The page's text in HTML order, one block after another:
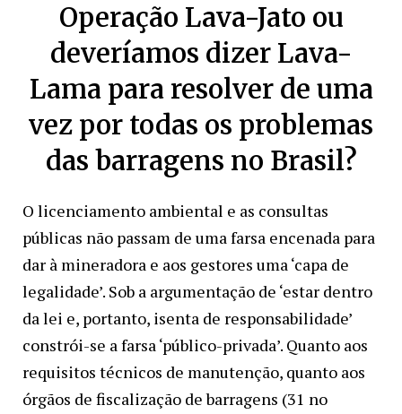
Operação Lava-Jato ou
deveríamos dizer Lava-
Lama para resolver de uma
vez por todas os problemas
das barragens no Brasil?
O licenciamento ambiental e as consultas
públicas não passam de uma farsa encenada para
dar à mineradora e aos gestores uma ‘capa de
legalidade’. Sob a argumentação de ‘estar dentro
da lei e, portanto, isenta de responsabilidade’
constrói-se a farsa ‘público-privada’. Quanto aos
requisitos técnicos de manutenção, quanto aos
órgãos de fiscalização de barragens (31 no